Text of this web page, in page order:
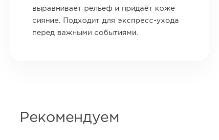
выравнивает рельеф и придаёт коже
сияние. Подходит для экспресс-ухода
перед важными событиями.
Рекомендуем